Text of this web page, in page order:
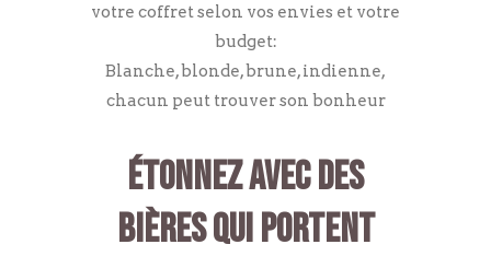
votre coffret selon vos envies et votre
budget:
Blanche, blonde, brune, indienne,
chacun peut trouver son bonheur
ÉTONNEZ AVEC DES
BIÈRES QUI PORTENT